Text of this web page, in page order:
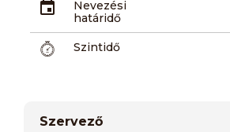
Nevezési
határidő
Szintidő
Szervező